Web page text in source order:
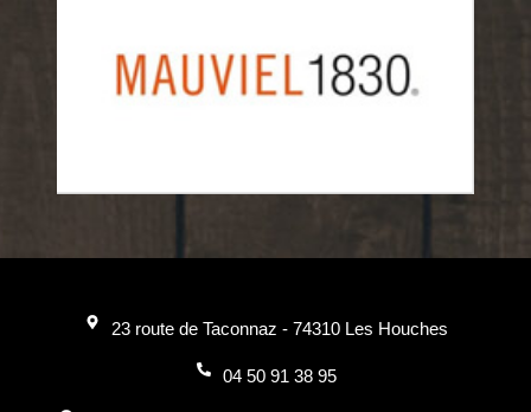
23 route de Taconnaz - 74310 Les Houches
04 50 91 38 95